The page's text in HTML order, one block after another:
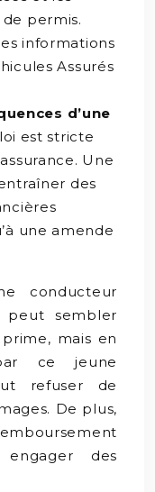
permis.
informations
Assurés
d’une
est stricte
Une
des
une amende
conducteur
peut sembler
mais en
ce jeune
refuser de
De plus,
des